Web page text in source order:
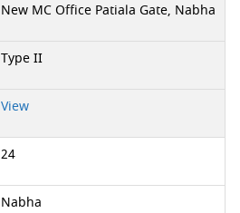
New MC Office Patiala Gate, Nabha
Type II
View
24
Nabha